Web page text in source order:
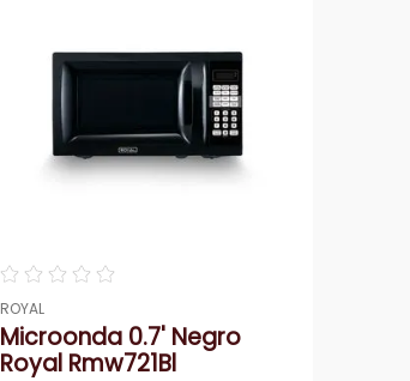
☆☆☆☆☆
ROYAL
Microonda 0.7' Negro
Royal Rmw721Bl